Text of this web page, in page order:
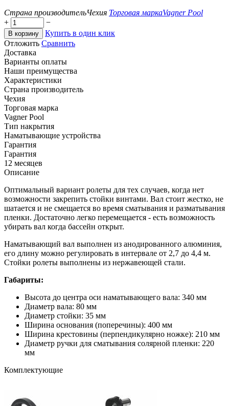
Страна производительЧехия Торговая маркаVagner Pool
+
−
В корзину
Купить в один клик
Отложить Сравнить
Доставка
Варианты оплаты
Наши преимущества
Характеристики
Страна производитель
Чехия
Торговая марка
Vagner Pool
Тип накрытия
Наматывающие устройства
Гарантия
Гарантия
12 месяцев
Описание
Оптимальный вариант ролеты для тех случаев, когда нет
возможности закрепить стойки винтами. Вал стоит жестко, не
шатается и не смещается во время сматывания и разматывания
пленки. Достаточно легко перемещается - есть возможность
убирать вал когда бассейн открыт.
Наматывающий вал выполнен из анодированного алюминия,
его длину можно регулировать в интервале от 2,7 до 4,4 м.
Стойки ролеты выполнены из нержавеющей стали.
Габариты:
Высота до центра оси наматывающего вала: 340 мм
Диаметр вала: 80 мм
Диаметр стойки: 35 мм
Ширина основания (поперечины): 400 мм
Ширина крестовины (перпендикулярно ножке): 210 мм
Диаметр ручки для сматывания солярной пленки: 220
мм
Комплектующие